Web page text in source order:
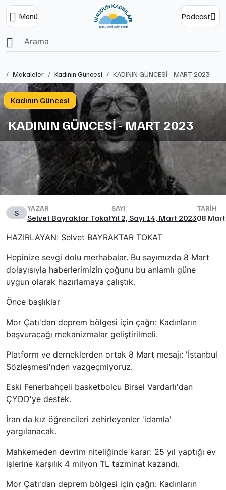
Menü Podcast
Ana Sayfa
Makaleler Kadının Güncesi KADININ GÜNCESİ - MART 2023
Kadının Güncesi
KADININ GÜNCESİ - MART 2023
S YAZAR
Selvet Bayraktar Tokat
SAYI
Yıl 2, Sayı 14, Mart 2023
TARIH
08
HAZIRLAYAN: Selvet BAYRAKTAR TOKAT
Hepinize sevgi dolu merhabalar. Bu sayımızda 8 Mart
dolayısıyla haberlerimizin çoğunu bu anlamlı güne
uygun olarak hazırlamaya çalıştık.
Önce başlıklar
Mor Çatı'dan deprem bölgesi için çağrı: Kadınların
başvuracağı mekanizmalar geliştirilmeli.
Platform ve derneklerden ortak 8 Mart mesajı: 'İstanbul
Sözleşmesi'nden vazgeçmiyoruz.
Eski Fenerbahçeli basketbolcu Birsel Vardarlı'dan
ÇYDD'ye destek.
İran da kız öğrencileri zehirleyenler 'idamla'
yargılanacak.
Mahkemeden devrim niteliğinde karar: 25 yıl yaptığı ev
işlerine karşılık 4 milyon TL tazminat kazandı.
Mor Çatı'dan deprem bölgesi için çağrı: Kadınların